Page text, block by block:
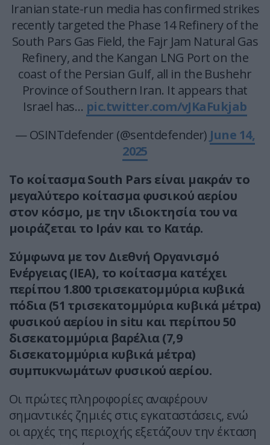
Iranian state-run media has confirmed strikes
recently targeted the Phase 14 Refinery of the
South Pars Gas Field, the Fajr Jam Natural Gas
Refinery, and the Kangan LNG Port on the
coast of the Persian Gulf, all in the Bushehr
Province of Southern Iran. It appears that
Israel has… pic.twitter.com/vJKaFukjab
— OSINTdefender (@sentdefender) June 14,
2025
Το κοίτασμα South Pars είναι μακράν το
μεγαλύτερο κοίτασμα φυσικού αερίου
στον κόσμο, με την ιδιοκτησία του να
μοιράζεται το Ιράν και το Κατάρ.
Σύμφωνα με τον Διεθνή Οργανισμό
Ενέργειας (IEA), το κοίτασμα κατέχει
περίπου 1.800 τρισεκατομμύρια κυβικά
πόδια (51 τρισεκατομμύρια κυβικά μέτρα)
φυσικού αερίου in situ και περίπου 50
δισεκατομμύρια βαρέλια (7,9
δισεκατομμύρια κυβικά μέτρα)
συμπυκνωμάτων φυσικού αερίου.
Οι πρώτες πληροφορίες αναφέρουν
σημαντικές ζημιές στις εγκαταστάσεις, ενώ
οι αρχές της περιοχής εξετάζουν την έκταση